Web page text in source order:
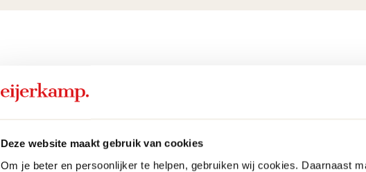
Deze website maakt gebruik van cookies
Om je beter en persoonlijker te helpen, gebruiken wij cookies. Daarnaast